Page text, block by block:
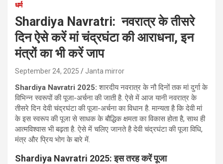
धर्म
Shardiya Navratri: नवरात्र के तीसरे
दिन ऐसे करें मां चंद्रघंटा की आराधना, इन
मंत्रों का भी करें जाप
September 24, 2025 Janta mirror
Shardiya Navratri 2025: शारदीय नवरात्र के नौ दिनों तक मां दुर्गा के
विभिन्न स्वरूपों की पूजा-अर्चना की जाती है. ऐसे में आज यानी नवरात्र के
तीसरे दिन देवी चंद्रघंटा की पूजा-अर्चना का विधान है. मान्‍यता है कि देवी मां
के इस स्वरूप की पूजा से साधक के बौद्धिक क्षमता का विकास होता है, साथ ही
आत्मविश्वास भी बढ़ता है. ऐसे में चलिए जानते है देवी चंद्रघंटा की पूजा विधि,
मंत्र और प्रिय भोग के बारे में.
Shardiya Navratri 2025: इस तरह करें पूजा